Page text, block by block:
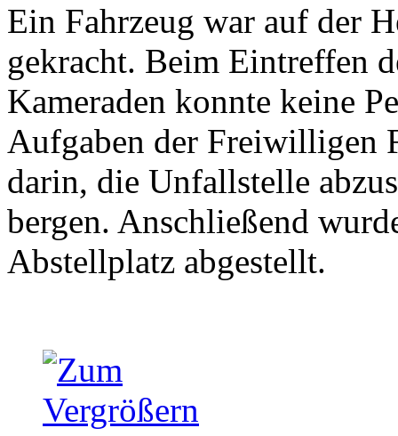
Ein Fahrzeug war auf der
gekracht. Beim Eintreffen
Kameraden konnte keine
Aufgaben der Freiwilligen
darin, die Unfallstelle
bergen. Anschließend
Abstellplatz abgestellt.